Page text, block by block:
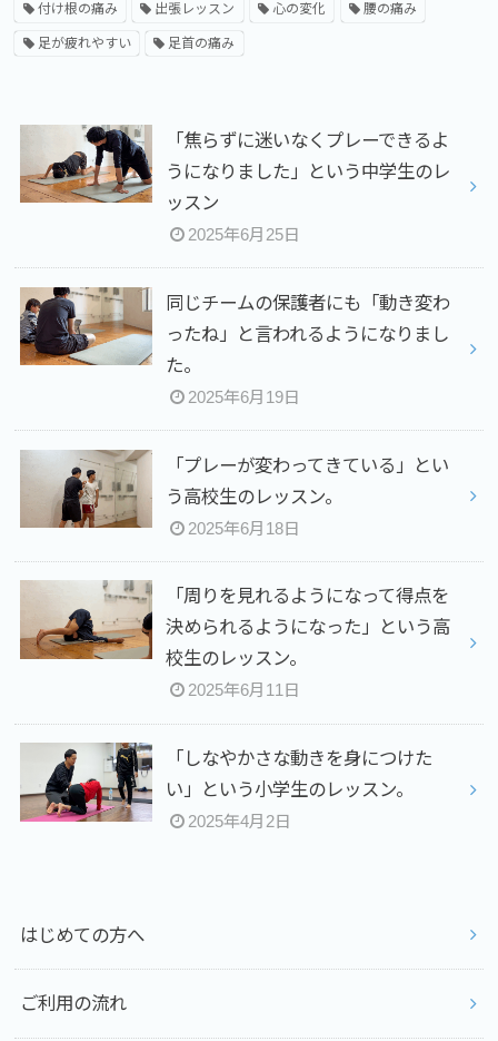
付け根の痛み 出張レッスン 心の変化 腰の痛み
足が疲れやすい 足首の痛み
「焦らずに迷いなくプレーできるよ
うになりました」という中学生のレ
ッスン
2025年6月25日
同じチームの保護者にも「動き変わ
ったね」と言われるようになりまし
た。
2025年6月19日
「プレーが変わってきている」とい
う高校生のレッスン。
2025年6月18日
「周りを見れるようになって得点を
決められるようになった」という高
校生のレッスン。
2025年6月11日
⁡「しなやかさな動きを身につけた
い」という小学生のレッスン。
2025年4月2日
はじめての方へ
ご利用の流れ